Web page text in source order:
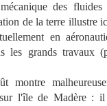
des
de la terre illustre
en
les grands travaux
montre
l'île de Madère :